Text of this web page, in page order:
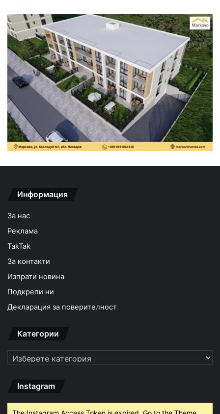
Информация
За нас
Реклама
TakTak
За контакти
Изпрати новина
Подкрепи ни
Декларация за поверителност
Категории
Категории
Instagram